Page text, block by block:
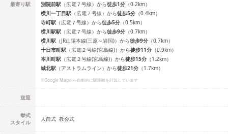
最寄り駅 別院前駅 （広電７号線） から徒歩1分 （0.2km）
横川一丁目駅 （広電７号線） から徒歩5分 （0.4km）
寺町駅 （広電７号線） から徒歩5分 （0.5km）
横川駅駅 （広電７号線） から徒歩9分 （0.7km）
横川駅 （JR山陽本線(三原～岩国)） から徒歩9分 （0.7km）
十日市町駅 （広電２号線(宮島線)） から徒歩11分 （0.9km）
本川町駅 （広電２号線(宮島線)） から徒歩15分 （1.2km）
城北駅 （アストラムライン） から徒歩21分 （1.7km）
※Google Mapから自動的に駅距離を計算しています
送迎
挙式
スタイル
人前式 教会式